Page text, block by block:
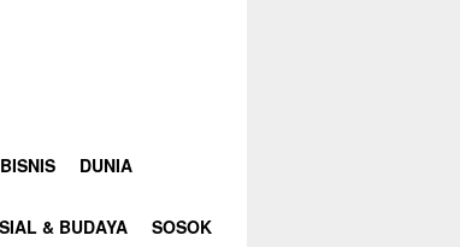
DUNIA
& BUDAYA SOSOK